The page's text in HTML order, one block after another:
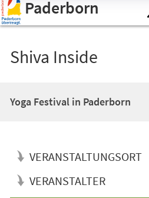
Assistenzsoftware
öffnen.Paderborn
Shiva Inside
Yoga Festival in Paderborn
VERANSTALTUNGSORT
VERANSTALTER